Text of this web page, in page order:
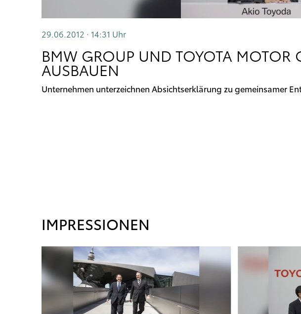
29.06.2012 · 14:31 Uhr
BMW GROUP UND TOYOTA MOTOR
AUSBAUEN
Unternehmen unterzeichnen Absichtserklärung zu gemeinsamer
IMPRESSIONEN